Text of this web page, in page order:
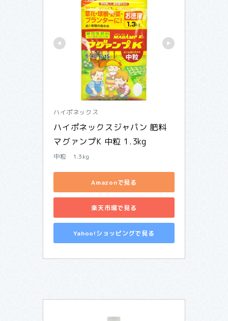
ハイポネックス
ハイポネックスジャパン 肥料
マグァンプK 中粒 1.3kg
中粒 1.3kg
Amazonで見る
楽天市場で見る
Yahoo!ショッピングで見る